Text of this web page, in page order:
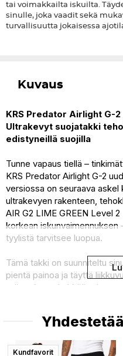
tai voimakkailta iskuilta.
sinulle, joka vaadit sekä
turvallisuutta jokaisessa
Kuvaus
KRS Predator Airlight G-2
Ultrakevyt suojatakki
edistyneillä suojilla
Tunne vapaus tiellä –
KRS Predator Airlight G-2
versiossa on seuraava askel
ultrakevyen rakenteen,
AIR G2 LIME GREEN Level
korkean iskunvaimennuksen
tyylistä tarvitsee luopua.
Tämä takki on suunniteltu
pientä painoa ja täyttä
työmatkaa tai pitkää reissua.
iskunvaimentavan
Stretchin, suojauksen ja
Kundfavorit